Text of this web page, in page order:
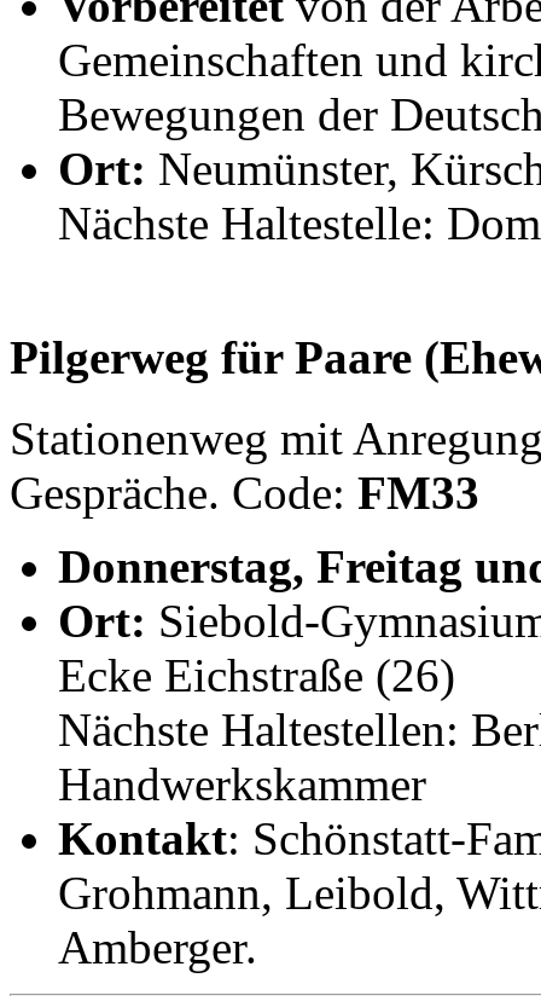
Gemeinschaften und
Bewegungen der
Ort: Neumünster,
Nächste Haltestelle:
Pilgerweg für Paare
Stationenweg mit
Gespräche. Code: FM33
Donnerstag, Freitag
Ort: Siebold-
Ecke Eichstraße (26)
Nächste Haltestellen:
Handwerkskammer
Kontakt: Schönstatt-
Grohmann, Leibold,
Amberger.